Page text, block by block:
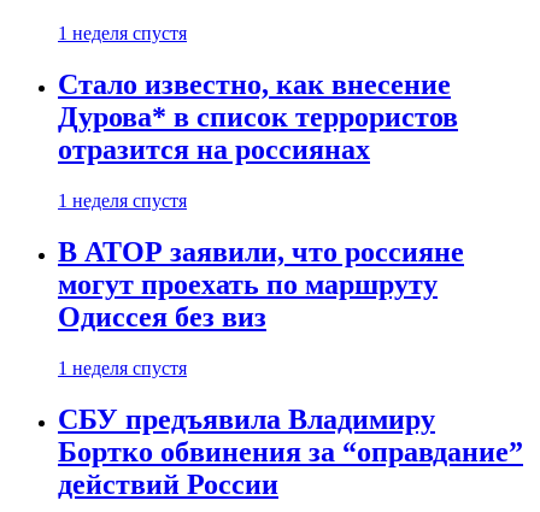
1 неделя спустя
Стало известно, как внесение
Дурова* в список террористов
отразится на россиянах
1 неделя спустя
В АТОР заявили, что россияне
могут проехать по маршруту
Одиссея без виз
1 неделя спустя
СБУ предъявила Владимиру
Бортко обвинения за “оправдание”
действий России